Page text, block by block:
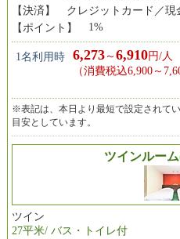
【決済】
クレジットカード／現
【ポイント】
1%
1名利用時 6,273～6,910円/人
（消費税込6,900～
※表記は、本日より最短で設定されて
目安としています。
ツインルーム
ツイン
27平米/ バス・トイレ付